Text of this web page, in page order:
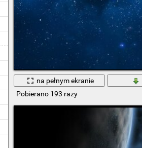
na pełnym ekranie
Pobierano 193 razy